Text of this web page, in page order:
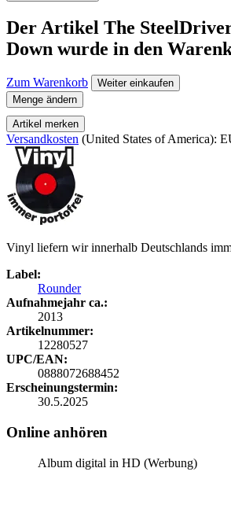
Der Artikel The
Down wurde in den
Zum Warenkorb
Weiter einkaufen
Menge ändern
Artikel merken
Versandkosten (United States of America):
Vinyl liefern wir innerhalb Deutschlands
Label:
Rounder
Aufnahmejahr ca.:
2013
Artikelnummer:
12280527
UPC/EAN:
0888072688452
Erscheinungstermin:
30.5.2025
Online anhören
Album digital in HD (Werbung)